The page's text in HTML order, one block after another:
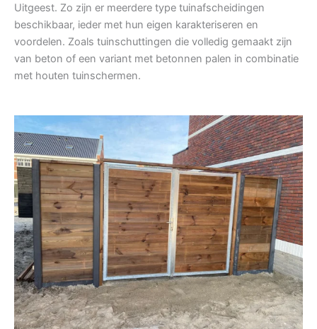
Uitgeest. Zo zijn er meerdere type tuinafscheidingen
beschikbaar, ieder met hun eigen karakteriseren en
voordelen. Zoals tuinschuttingen die volledig gemaakt zijn
van beton of een variant met betonnen palen in combinatie
met houten tuinschermen.